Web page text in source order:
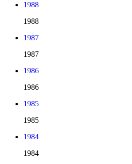
1988
1988
1987
1987
1986
1986
1985
1985
1984
1984